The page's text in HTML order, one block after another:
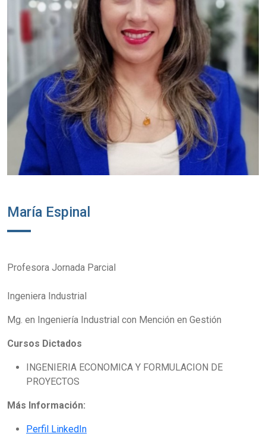
María Espinal
Profesora Jornada Parcial
Ingeniera Industrial
Mg. en Ingeniería Industrial con Mención en Gestión
Cursos Dictados
INGENIERIA ECONOMICA Y FORMULACION DE
PROYECTOS
Más Información:
Perfil LinkedIn